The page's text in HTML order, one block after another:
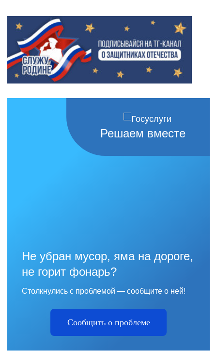
Решаем вместе
Не убран мусор, яма на дороге,
не горит фонарь?
Столкнулись с проблемой — сообщите о ней!
Сообщить о проблеме